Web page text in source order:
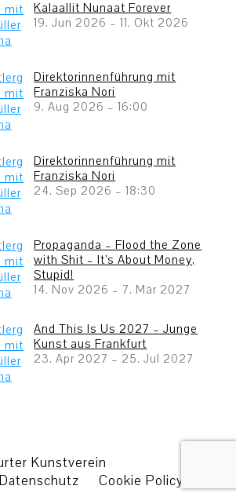
Kalaallit Nunaat Forever
19. Jun 2026 –11. Okt 2026
Direktorinnenführung mit
Franziska Nori
9. Aug 2026 –16:00
Direktorinnenführung mit
Franziska Nori
24. Sep 2026 –18:30
Propaganda – Flood the Zone
with Shit – It’s About Money,
Stupid!
14. Nov 2026 –7. Mär 2027
And This Is Us 2027 – Junge
Kunst aus Frankfurt
23. Apr 2027 –25. Jul 2027
Kunstverein
Datenschutz Cookie Policy